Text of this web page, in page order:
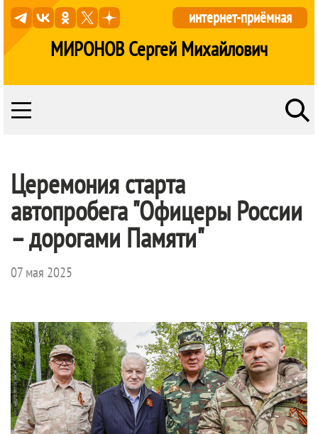
МИРОНОВ Сергей Михайлович
интернет-приёмная
Церемония старта
автопробега "Офицеры России
– дорогами Памяти"
07 мая 2025